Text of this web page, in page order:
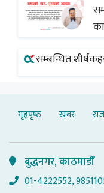
सम्बन्धित
गृहपृष्‍ठ खबर
बुद्धनगर, काठमाडौँ
01-4222552,